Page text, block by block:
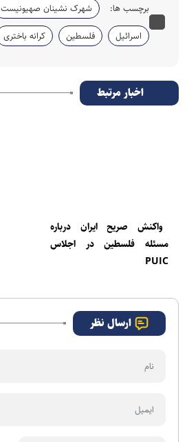
برچسب ها: شهرک نشینان صهیونیست
اسرائیل
فلسطین کرانه باختری
اخبار مرتبط
واکنش صریح ایران درباره
مسئله فلسطین در اجلاس
PUIC
ارسال نظر